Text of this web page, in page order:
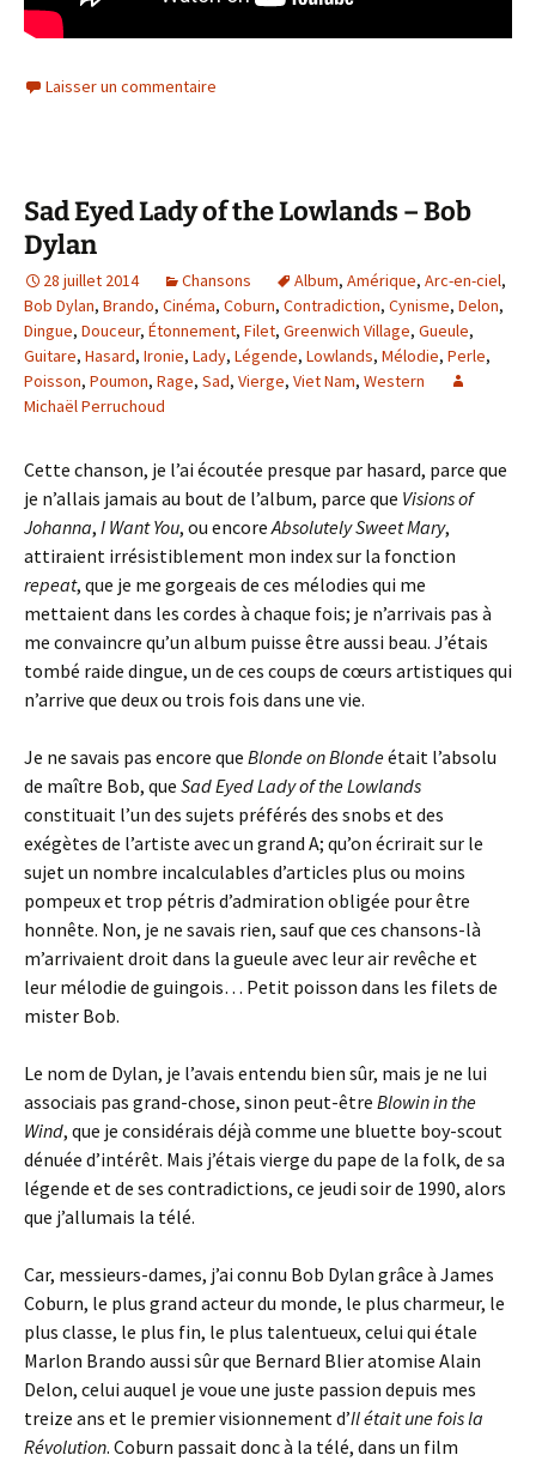
Laisser un commentaire
Sad Eyed Lady of the Lowlands – Bob
Dylan
28 juillet 2014 Chansons Album, Amérique, Arc-en-ciel,
Bob Dylan, Brando, Cinéma, Coburn, Contradiction, Cynisme, Delon,
Dingue, Douceur, Étonnement, Filet, Greenwich Village, Gueule,
Guitare, Hasard, Ironie, Lady, Légende, Lowlands, Mélodie, Perle,
Poisson, Poumon, Rage, Sad, Vierge, Viet Nam, Western
Michaël Perruchoud
Cette chanson, je l’ai écoutée presque par hasard, parce que
je n’allais jamais au bout de l’album, parce que Visions of
Johanna, I Want You, ou encoreAbsolutely Sweet Mary,
attiraient irrésistiblement mon index sur la fonction
repeat, que je me gorgeais de ces mélodies qui me
mettaient dans les cordes à chaque fois; je n’arrivais pas à
me convaincre qu’un album puisse être aussi beau. J’étais
tombé raide dingue, un de ces coups de cœurs artistiques qui
n’arrive que deux ou trois fois dans une vie.
Je ne savais pas encore que Blonde on Blondeétait l’absolu
de maître Bob, que Sad Eyed Lady of the Lowlands
constituait l’un des sujets préférés des snobs et des
exégètes de l’artiste avec un grand A; qu’on écrirait sur le
sujet un nombre incalculables d’articles plus ou moins
pompeux et trop pétris d’admiration obligée pour être
honnête. Non, je ne savais rien, sauf que ces chansons-là
m’arrivaient droit dans la gueule avec leur air revêche et
leur mélodie de guingois… Petit poisson dans les filets de
mister Bob.
Le nom de Dylan, je l’avais entendu bien sûr, mais je ne lui
associais pas grand-chose, sinon peut-être Blowin in the
Wind, que je considérais déjà comme une bluette boy-scout
dénuée d’intérêt. Mais j’étais vierge du pape de la folk, de sa
légende et de ses contradictions, ce jeudi soir de 1990, alors
que j’allumais la télé.
Car, messieurs-dames, j’ai connu Bob Dylan grâce à James
Coburn, le plus grand acteur du monde, le plus charmeur, le
plus classe, le plus fin, le plus talentueux, celui qui étale
Marlon Brando aussi sûr que Bernard Blier atomise Alain
Delon, celui auquel je voue une juste passion depuis mes
treize ans et le premier visionnement d’Il était une fois la
Révolution. Coburn passait donc à la télé, dans un film